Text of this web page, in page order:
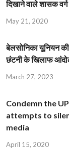
दिखाने वाले शासक
May 21, 2020
बेलसोनिका यूनियन
छंटनी के खिलाफ
March 27, 2023
Condemn the
attempts to
media
April 15, 2020